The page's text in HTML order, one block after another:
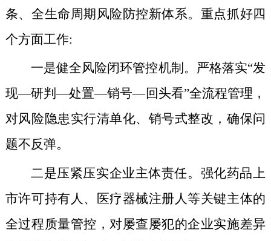
条、全生命周期风险防控新体系。重点抓好四
个方面工作:
一是健全风险闭环管控机制。严格落实“发
现—研判—处置—销号—回头看”全流程管理，
对风险隐患实行清单化、销号式整改，确保问
题不反弹。
二是压紧压实企业主体责任。强化药品上
市许可持有人、医疗器械注册人等关键主体的
全过程质量管控，对屡查屡犯的企业实施差异